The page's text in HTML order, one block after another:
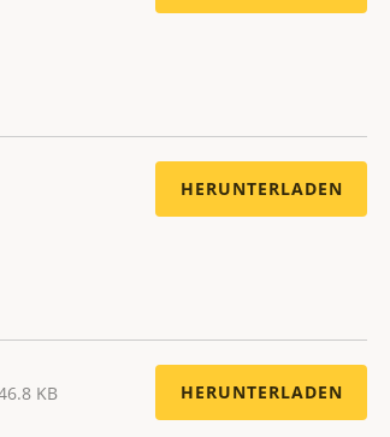
HERUNTERLADEN
KB HERUNTERLADEN